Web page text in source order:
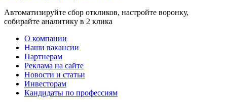
Автоматизируйте сбор откликов, настройте воронку,
собирайте аналитику в 2 клика
О компании
Наши вакансии
Партнерам
Реклама на сайте
Новости и статьи
Инвесторам
Кандидаты по профессиям